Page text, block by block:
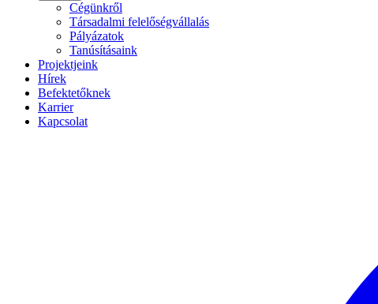
Cégünkről
Társadalmi felelőségvállalás
Pályázatok
Tanúsításaink
Projektjeink
Hírek
Befektetőknek
Karrier
Kapcsolat